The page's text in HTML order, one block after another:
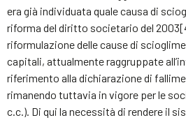
era già individuata quale causa di
riforma del diritto societario del
riformulazione delle cause di
capitali, attualmente raggruppate
riferimento alla dichiarazione di
rimanendo tuttavia in vigore per le
c.c.). Di qui la necessità di rendere il